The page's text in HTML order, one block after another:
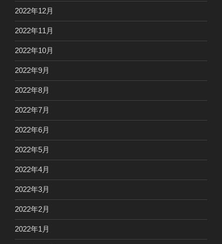
2022年12月
2022年11月
2022年10月
2022年9月
2022年8月
2022年7月
2022年6月
2022年5月
2022年4月
2022年3月
2022年2月
2022年1月